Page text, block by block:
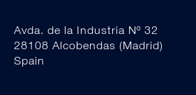
Avda. de la Industria Nº 32
28108 Alcobendas (Madrid)
Spain